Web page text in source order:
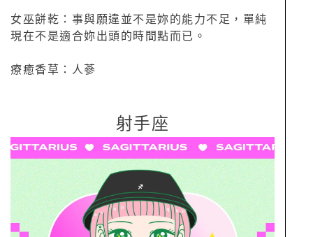
女巫餅乾：事與願違並不是妳的能力不足，單純
現在不是適合妳出頭的時間點而已。
療癒香草：人蔘
射手座